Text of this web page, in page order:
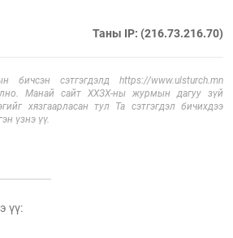
Таны IP: (216.73.216.70)
бичсэн сэтгэгдэлд https://www.ulsturch.mn
Манай сайт ХХЗХ-ны журмын дагуу зүй
хязгаарласан тул Та сэтгэгдэл бичихдээ
үзнэ үү.